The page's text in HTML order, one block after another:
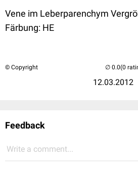
Vene im Leberparenchym
Färbung: HE
© Copyright
12.03.2012
(0
Feedback
Write a comment...